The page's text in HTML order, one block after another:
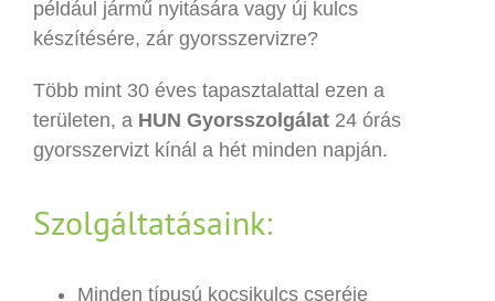
például jármű nyitására vagy új kulcs
készítésére, zár gyorsszervizre?
Több mint 30 éves tapasztalattal ezen a
területen, a HUN Gyorsszolgálat 24 órás
gyorsszervizt kínál a hét minden napján.
Szolgáltatásaink:
Minden típusú kocsikulcs cseréje